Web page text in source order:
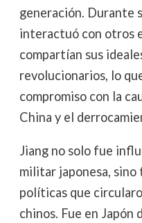
generación. Durante
interactuó con otros
compartían sus
revolucionarios, lo
compromiso con la
China y el
Jiang no solo fue
militar japonesa, sino
políticas que
chinos. Fue en Japón